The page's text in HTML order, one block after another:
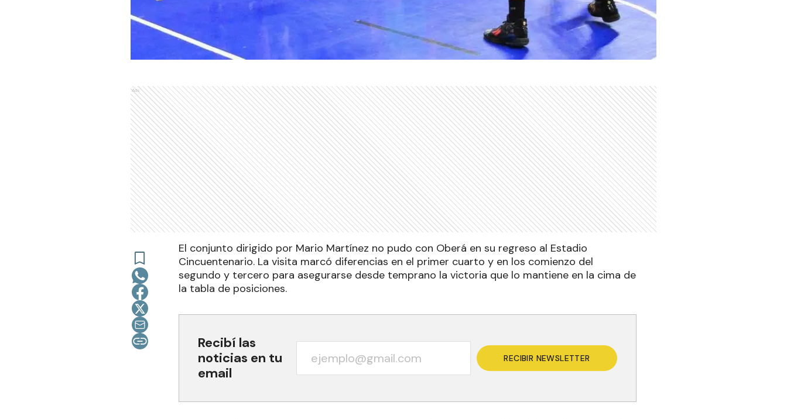
Ads
El conjunto dirigido por Mario Martínez no pudo con Oberá en su regreso al Estadio
Cincuentenario. La visita marcó diferencias en el primer cuarto y en los comienzo del
segundo y tercero para asegurarse desde temprano la victoria que lo mantiene en la cima de
la tabla de posiciones.
Recibí las
noticias en tu
email
RECIBIR NEWSLETTER